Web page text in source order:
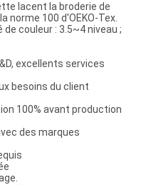
lacent la broderie de
norme 100 d'OEKO-Tex.
couleur : 3.5~4 niveau ;
excellents services
besoins du client
100% avant production
des marques